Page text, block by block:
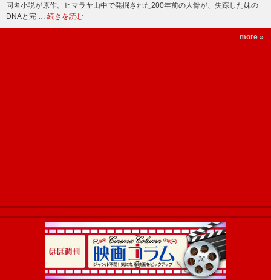
同名小説が原作。ヒマラヤ山中で発掘された200年前の人骨が、失踪した妹の
DNAと完 … 続きを読む
more »